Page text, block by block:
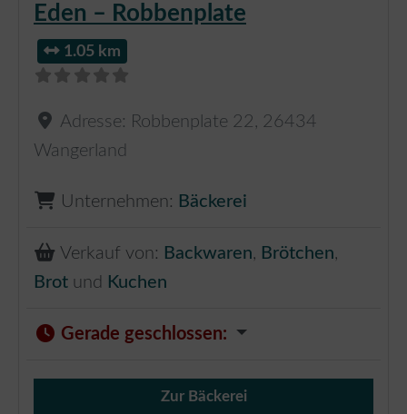
Eden – Robbenplate
1.05 km
Adresse: Robbenplate 22 , 26434
Wangerland
Unternehmen: Bäckerei
Verkauf von: Backwaren, Brötchen,
Brot und Kuchen
Gerade geschlossen:
Verkauf von Brötchen,
Zur Bäckerei